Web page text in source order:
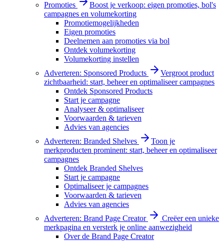
Promoties
Boost je verkoop: eigen promoties, bol's
campagnes en volumekorting
Promotiemogelijkheden
Eigen promoties
Deelnemen aan promoties via bol
Ontdek volumekorting
Volumekorting instellen
Adverteren: Sponsored Products
Vergroot product
zichtbaarheid: start, beheer en optimaliseer campagnes
Ontdek Sponsored Products
Start je campagne
Analyseer & optimaliseer
Voorwaarden & tarieven
Advies van agencies
Adverteren: Branded Shelves
Toon je
merkproducten prominent: start, beheer en optimaliseer
campagnes
Ontdek Branded Shelves
Start je campagne
Optimaliseer je campagnes
Voorwaarden & tarieven
Advies van agencies
Adverteren: Brand Page Creator
Creëer een unieke
merkpagina en versterk je online aanwezigheid
Over de Brand Page Creator